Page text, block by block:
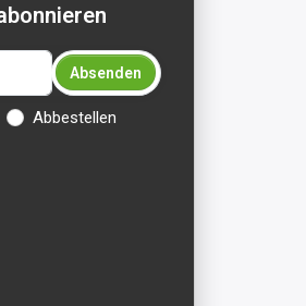
Absenden
Abbestellen